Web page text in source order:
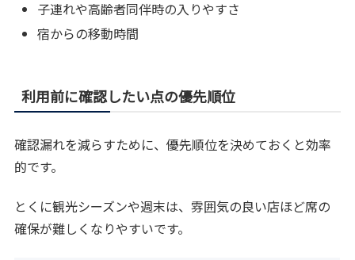
子連れや高齢者同伴時の入りやすさ
宿からの移動時間
利用前に確認したい点の優先順位
確認漏れを減らすために、優先順位を決めておくと効率
的です。
とくに観光シーズンや週末は、雰囲気の良い店ほど席の
確保が難しくなりやすいです。